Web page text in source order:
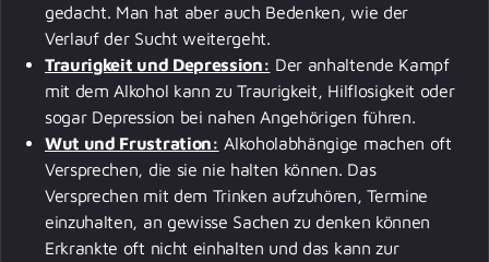
gedacht. Man hat aber auch Bedenken, wie der
Verlauf der Sucht weitergeht.
Traurigkeit und Depression: Der anhaltende Kampf
mit dem Alkohol kann zu Traurigkeit, Hilflosigkeit oder
sogar Depression bei nahen Angehörigen führen.
Wut und Frustration: Alkoholabhängige machen oft
Versprechen, die sie nie halten können. Das
Versprechen mit dem Trinken aufzuhören, Termine
einzuhalten, an gewisse Sachen zu denken können
Erkrankte oft nicht einhalten und das kann zur